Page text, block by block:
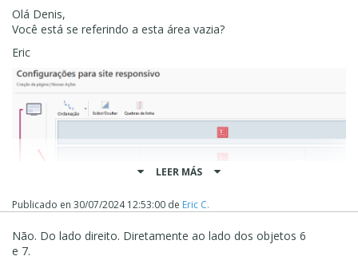
Olá Denis,
Você está se referindo a esta área vazia?
Eric
LEER MÁS
Publicado en 30/07/2024 12:53:00 de Eric C.
Não. Do lado direito. Diretamente ao lado dos objetos 6
e 7.